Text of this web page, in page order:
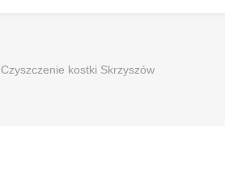
Czyszczenie kostki Skrzyszów